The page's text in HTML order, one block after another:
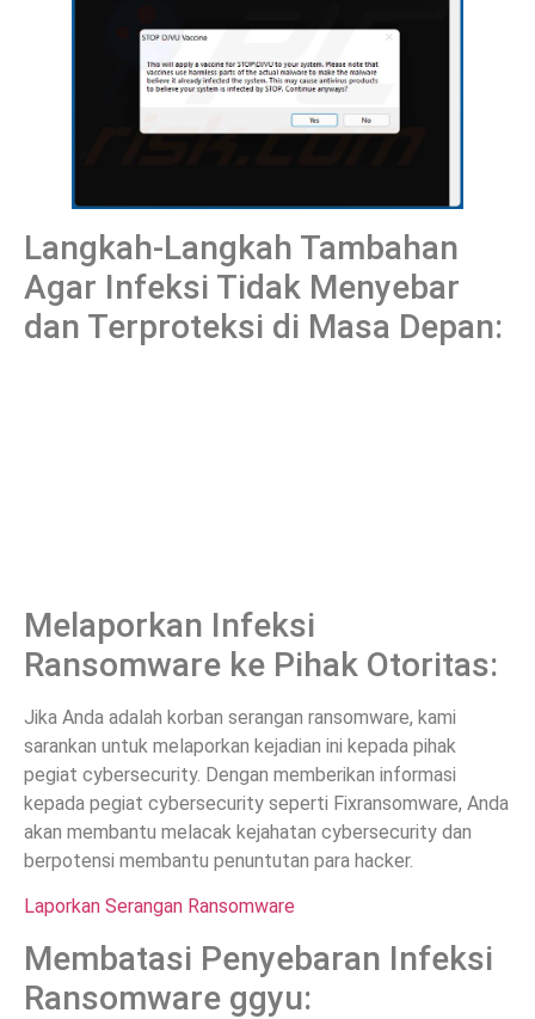
Langkah-Langkah Tambahan
Agar Infeksi Tidak Menyebar
dan Terproteksi di Masa Depan:
Melaporkan Infeksi
Ransomware ke Pihak Otoritas:
Jika Anda adalah korban serangan ransomware, kami
sarankan untuk melaporkan kejadian ini kepada pihak
pegiat cybersecurity. Dengan memberikan informasi
kepada pegiat cybersecurity seperti Fixransomware, Anda
akan membantu melacak kejahatan cybersecurity dan
berpotensi membantu penuntutan para hacker.
Laporkan Serangan Ransomware
Membatasi Penyebaran Infeksi
Ransomware ggyu: